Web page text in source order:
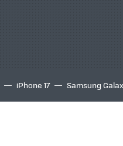
iPhone 17 Samsung